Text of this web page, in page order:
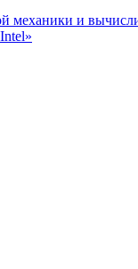
механики и